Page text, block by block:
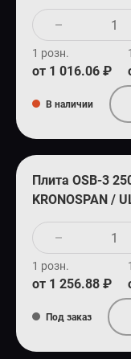
1 розн.
от 1 016.06 ₽
В наличии
Плита OSB-3
KRONOSPAN /
1 розн.
от 1 256.88 ₽
Под заказ